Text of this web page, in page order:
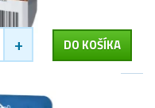
+ DO KOŠÍKA